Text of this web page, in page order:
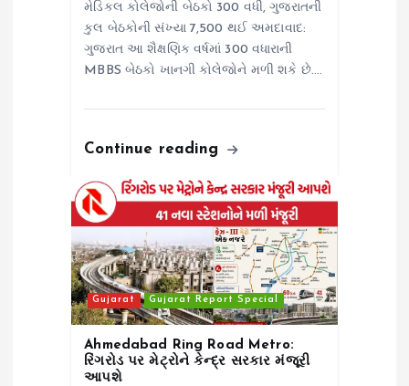
મેડિકલ કોલેજોની બેઠકો 300 વધી, ગુજરાતની
કુલ બેઠકોની સંખ્યા 7,500 થઈ અમદાવાદ:
ગુજરાત આ શૈક્ષણિક વર્ષમાં 300 વધારાની
MBBS બેઠકો ખાનગી કોલેજોને મળી શકે છે.…
Continue reading
Gujarat Gujarat Report Special
Ahmedabad Ring Road Metro:
રિંગરોડ પર મેટ્રોને કેન્દ્ર સરકાર મંજૂરી
આપશે